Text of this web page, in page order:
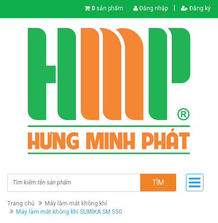
0 sản phẩm Đăng nhập Đăng ký
TÌM
Trang chủ
Máy làm mát không khí
Máy làm mát không khí SUMIKA SM 550